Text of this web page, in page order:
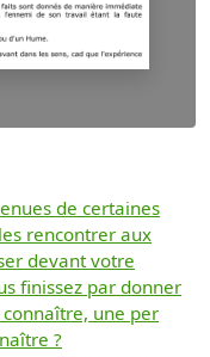
de certaines
rencontrer aux
devant votre
finissez par donner
une per
?